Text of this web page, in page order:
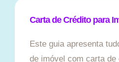
Carta de Crédito para
Este guia apresenta
de imóvel com carta de